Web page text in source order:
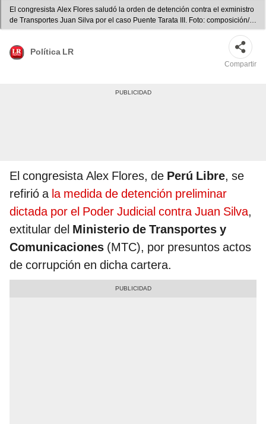
El congresista Alex Flores saludó la orden de detención contra el exministro
de Transportes Juan Silva por el caso Puente Tarata III. Foto: composición/
La República
Política LR
Compartir
El congresista Alex Flores, de Perú Libre, se
refirió a la medida de detención preliminar
dictada por el Poder Judicial contra Juan Silva,
extitular del Ministerio de Transportes y
Comunicaciones (MTC), por presuntos actos
de corrupción en dicha cartera.